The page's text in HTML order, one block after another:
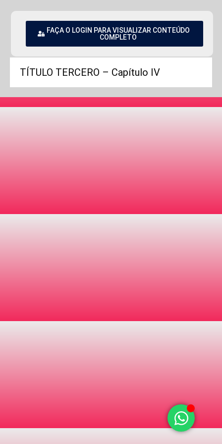
FAÇA O LOGIN PARA VISUALIZAR CONTEÚDO
COMPLETO
TÍTULO TERCERO – Capítulo IV